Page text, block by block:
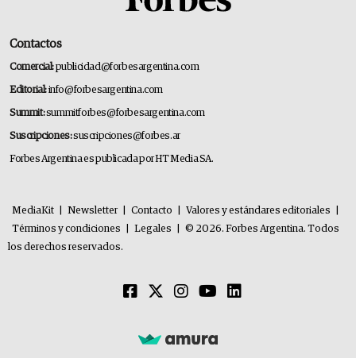
Contactos
Comercial:publicidad@forbesargentina.com
Editorial:info@forbesargentina.com
Summit:summitforbes@forbesargentina.com
Suscripciones:suscripciones@forbes.ar
Forbes Argentina es publicada por HT Media SA.
MediaKit Newsletter Contacto Valores y estándares editoriales
Términos y condiciones
Legales
© 2026. Forbes Argentina. Todos
los derechos reservados.